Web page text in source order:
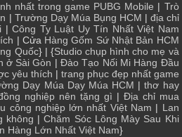
nhất trong game PUBG Mobile | Trò
| Trường Dạy Múa Bụng HCM | địa chỉ
|Công Ty Luật Uy Tín Nhất Việt Nam
| Cửa Hàng Gốm Sứ Nhật Bản HCM
Quốc} | {Studio chụp hình cho mẹ và
ở Sài Gòn |Đào Tạo Nối Mi Hàng Đầu
yêu thích | trang phục đẹp nhất game
Dạy Múa Dạy Múa HCM |thơ hay
nghiệp nên tặng gì | Địa chỉ mua
công nghiệp lớn nhất Việt Nam | Lan
không |Chăm Sóc Lông Mày Sau Khi
Hàng Lớn Nhất Việt Nam}